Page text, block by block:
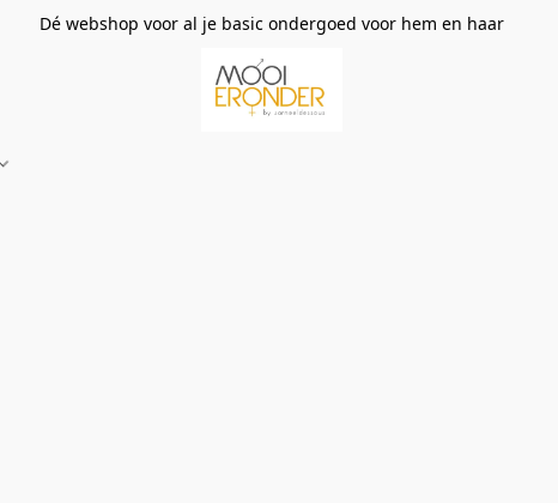
Dé webshop voor al je basic ondergoed voor hem en haar